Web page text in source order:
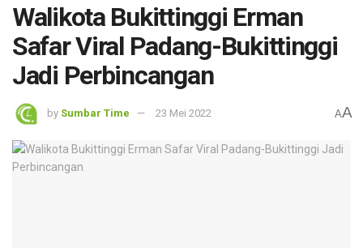
Walikota Bukittinggi Erman
Safar Viral Padang-Bukittinggi
Jadi Perbincangan
by Sumbar Time 23 Mei 2022 AA